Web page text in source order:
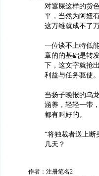
对嚣屎这样的货
平，当然为阿妞
这万维就成不了万
一位谈不上特低
章的的基础是转
下，这文字就抢
利益与任务驱使。
当扬子晚报的乌
涵养，轻轻一带
都有叫好的。
“将独裁者送上断
几天？
作者：注册笔名2